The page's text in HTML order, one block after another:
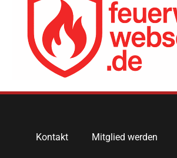
Kontakt Mitglied werden